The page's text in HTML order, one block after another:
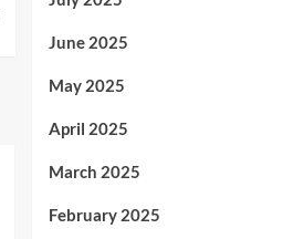
June 2025
May 2025
April 2025
March 2025
February 2025